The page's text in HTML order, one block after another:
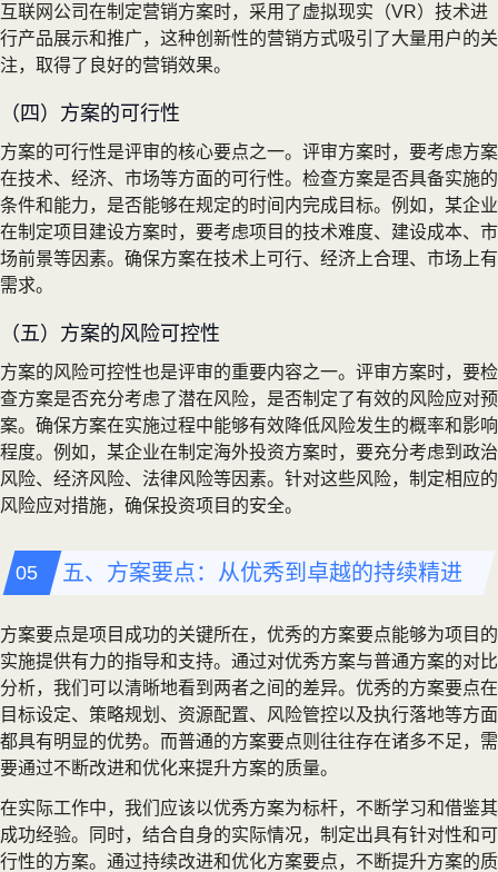
互联网公司在制定营销方案时，采用了虚拟现实（VR）技术进
行产品展示和推广，这种创新性的营销方式吸引了大量用户的关
注，取得了良好的营销效果。
（四）方案的可行性
方案的可行性是评审的核心要点之一。评审方案时，要考虑方案
在技术、经济、市场等方面的可行性。检查方案是否具备实施的
条件和能力，是否能够在规定的时间内完成目标。例如，某企业
在制定项目建设方案时，要考虑项目的技术难度、建设成本、市
场前景等因素。确保方案在技术上可行、经济上合理、市场上有
需求。
（五）方案的风险可控性
方案的风险可控性也是评审的重要内容之一。评审方案时，要检
查方案是否充分考虑了潜在风险，是否制定了有效的风险应对预
案。确保方案在实施过程中能够有效降低风险发生的概率和影响
程度。例如，某企业在制定海外投资方案时，要充分考虑到政治
风险、经济风险、法律风险等因素。针对这些风险，制定相应的
风险应对措施，确保投资项目的安全。
五、方案要点：从优秀到卓越的持续精进
方案要点是项目成功的关键所在，优秀的方案要点能够为项目的
实施提供有力的指导和支持。通过对优秀方案与普通方案的对比
分析，我们可以清晰地看到两者之间的差异。优秀的方案要点在
目标设定、策略规划、资源配置、风险管控以及执行落地等方面
都具有明显的优势。而普通的方案要点则往往存在诸多不足，需
要通过不断改进和优化来提升方案的质量。
在实际工作中，我们应该以优秀方案为标杆，不断学习和借鉴其
成功经验。同时，结合自身的实际情况，制定出具有针对性和可
行性的方案。通过持续改进和优化方案要点，不断提升方案的质